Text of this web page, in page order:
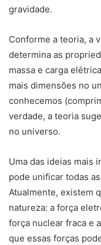
gravidade.
Conforme a teoria, a
determina as
massa e carga
mais dimensões no
conhecemos
verdade, a teoria
no universo.
Uma das ideias mais
pode unificar todas
Atualmente, existem
natureza: a força
força nuclear fraca e
que essas forças